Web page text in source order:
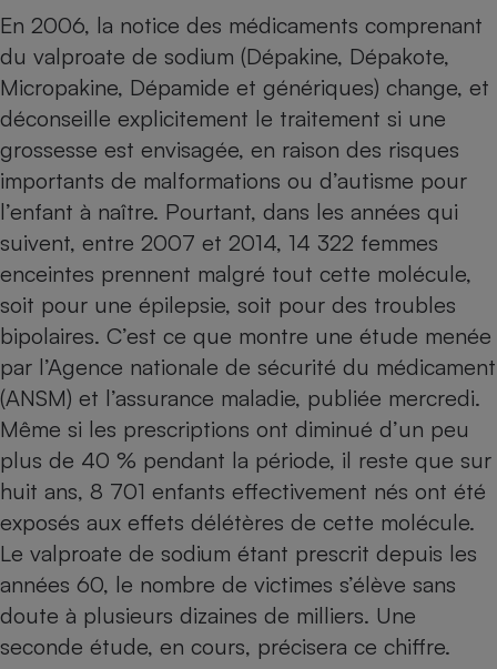
En 2006, la notice des médicaments comprenant
du valproate de sodium (Dépakine, Dépakote,
Micropakine, Dépamide et génériques) change, et
déconseille explicitement le traitement si une
grossesse est envisagée, en raison des risques
importants de malformations ou d’autisme pour
l’enfant à naître. Pourtant, dans les années qui
suivent, entre 2007 et 2014, 14 322 femmes
enceintes prennent malgré tout cette molécule,
soit pour une épilepsie, soit pour des troubles
bipolaires. C’est ce que montre une étude menée
par l’Agence nationale de sécurité du médicament
(ANSM) et l’assurance maladie, publiée mercredi.
Même si les prescriptions ont diminué d’un peu
plus de 40 % pendant la période, il reste que sur
huit ans, 8 701 enfants effectivement nés ont été
exposés aux effets délétères de cette molécule.
Le valproate de sodium étant prescrit depuis les
années 60, le nombre de victimes s’élève sans
doute à plusieurs dizaines de milliers. Une
seconde étude, en cours, précisera ce chiffre.
Supermarché - Drive
Complément
alimentaire
bouteille
Mutuelle
Assurance emprunteur
Banque
Comparateur auto
Comparatif aspirateur
Comparatif cafetière
Comparatif robot cuiseur
Comparatif centrale
Gros électroménager
Petit électroménager -
Lave-linge
Comparatif tablette
Image et son
Informatique
Internet
Téléphonie
Téléviseur
Bricolage - Jardinage
Chauffage
Produit d'entretien
Sécurité domestique
Matelas
Radiateur électrique
Mutuelle
Antimoustique
Retraite
Speedtest - Testez le débit de votre
connexion Internet